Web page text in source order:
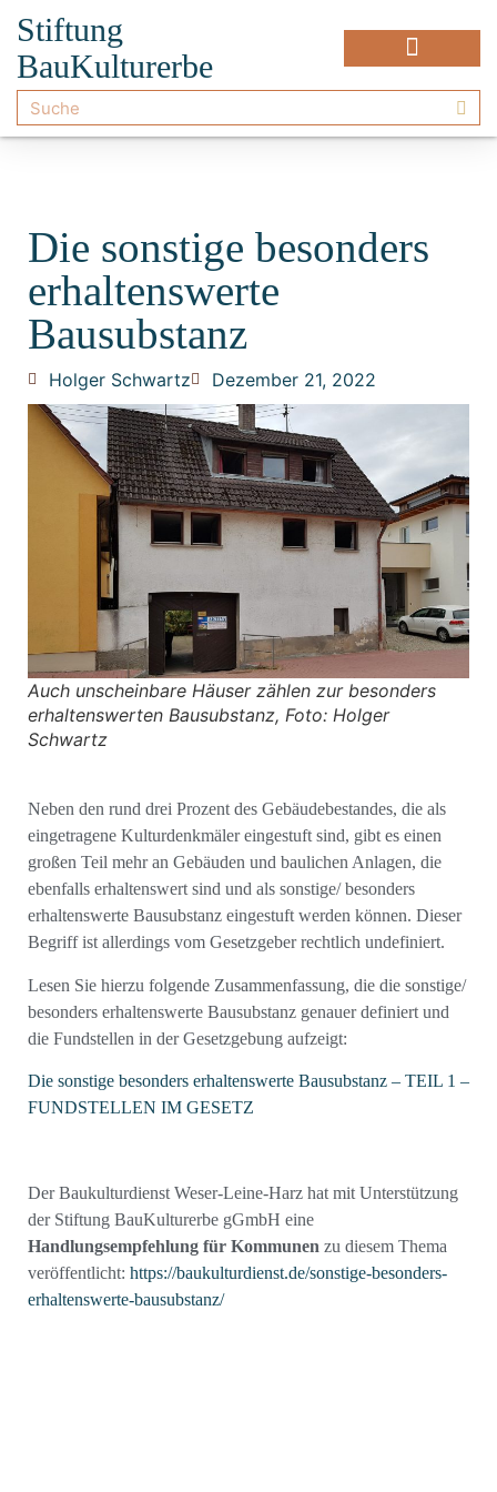
Stiftung
BauKulturerbe
Die sonstige besonders
erhaltenswerte
Bausubstanz
Holger Schwartz Dezember 21, 2022
Auch unscheinbare Häuser zählen zur besonders
erhaltenswerten Bausubstanz, Foto: Holger
Schwartz
Neben den rund drei Prozent des Gebäudebestandes, die als
eingetragene Kulturdenkmäler eingestuft sind, gibt es einen
großen Teil mehr an Gebäuden und baulichen Anlagen, die
ebenfalls erhaltenswert sind und als sonstige/ besonders
erhaltenswerte Bausubstanz eingestuft werden können. Dieser
Begriff ist allerdings vom Gesetzgeber rechtlich undefiniert.
Lesen Sie hierzu folgende Zusammenfassung, die die sonstige/
besonders erhaltenswerte Bausubstanz genauer definiert und
die Fundstellen in der Gesetzgebung aufzeigt:
Die sonstige besonders erhaltenswerte Bausubstanz – TEIL 1 –
FUNDSTELLEN IM GESETZ
Der Baukulturdienst Weser-Leine-Harz hat mit Unterstützung
der Stiftung BauKulturerbe gGmbH eine
Handlungsempfehlung für Kommunen zu diesem Thema
veröffentlicht: https://baukulturdienst.de/sonstige-besonders-
erhaltenswerte-bausubstanz/